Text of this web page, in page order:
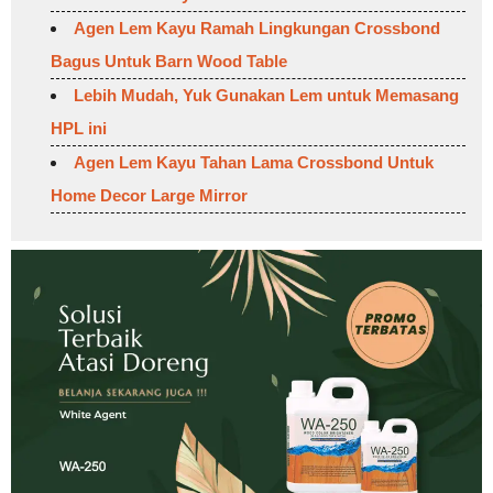
Agen Lem Kayu Ramah Lingkungan Crossbond
Bagus Untuk Barn Wood Table
Lebih Mudah, Yuk Gunakan Lem untuk Memasang
HPL ini
Agen Lem Kayu Tahan Lama Crossbond Untuk
Home Decor Large Mirror